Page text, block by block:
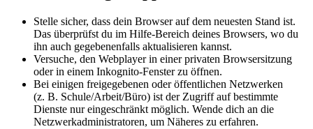
Stelle sicher, dass dein Browser auf dem neuesten Stand ist.
Das überprüfst du im Hilfe-Bereich deines Browsers, wo du
ihn auch gegebenenfalls aktualisieren kannst.
Versuche, den Webplayer in einer privaten Browsersitzung
oder in einem Inkognito-Fenster zu öffnen.
Bei einigen freigegebenen oder öffentlichen Netzwerken
(z. B. Schule/Arbeit/Büro) ist der Zugriff auf bestimmte
Dienste nur eingeschränkt möglich. Wende dich an die
Netzwerkadministratoren, um Näheres zu erfahren.